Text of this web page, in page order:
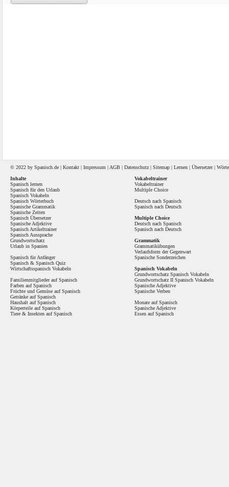
© 2022 by Spanisch .de | Kontakt | Impressum | AGB | Datenschutz | Sitemap | Lernen | Übersetzer|
Inhalte
Spanisch lernen
Spanisch für den Urlaub
Spanisch Vokabeln
Spanisch Wörterbuch
Spanische Grammatik
Spanische Zeiten
Spanisch Übersetzer
Spanische Adjektive
Spanisch Artikeltrainer
Spanisch Aussprache
Grundwortschatz
Urlaub in Spanien
Spanisch für Anfänger
Spanisch & Spanisch Quiz
Wirtschaftsspanisch Vokabeln
Familienmitglieder auf Spanisch
Farben auf Spanisch
Früchte und Gemüse auf Spanisch
Getränke auf Spanisch
Haushalt auf Spanisch
Körperteile auf Spanisch
Tiere & Insekten auf Spanisch
Vokabeltrainer
Vokabeltrainer
Multiple Choice
Deutsch nach Spanisch
Spanisch nach Deutsch
Multiple Choice
Deutsch nach Spanisch
Spanisch nach Deutsch
Grammatik
Grammatikübungen
Verlaufsform der Gegenwart
Spanische Sonderzeichen
Spanisch Vokabeln
Grundwortschatz Spanisch Vokabeln
Grundwortschatz II Spanisch Vokabeln
Spanische Adjektive
Spanische Verben
Monate auf Spanisch
Spanische Adjektive
Essen auf Spanisch